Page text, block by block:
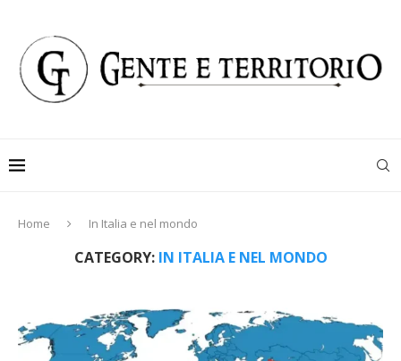
Home In Italia e nel mondo
CATEGORY: IN ITALIA E NEL MONDO